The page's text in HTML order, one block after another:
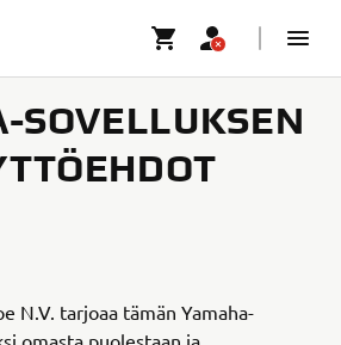
SOVELLUKSEN
N.V. tarjoaa tämän Yamaha-
omasta puolestaan ja